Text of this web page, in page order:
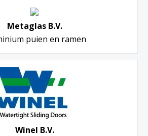
Metaglas B.V.
puien en ramen
Winel B.V.